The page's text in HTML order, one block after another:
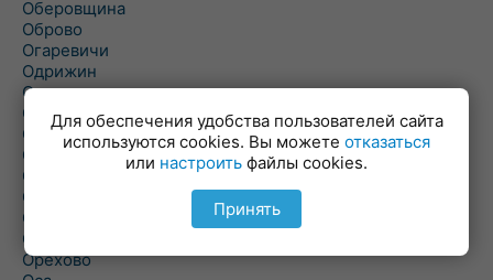
Оберовщина
Оброво
Огаревичи
Одрижин
Оздамичи
Озяты
Олтуш
Ольманы
Ольпень
Ольшаны
Омельная
Ополь
Орехово
Для обеспечения удобства пользователей сайта
используются cookies. Вы можете отказаться
или настроить файлы cookies.
Принять